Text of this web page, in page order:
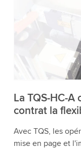
Nous utilisons
contenu
données sur
détails et
La TQS-HC-
contrat la
Avec TQS, les
mise en page et